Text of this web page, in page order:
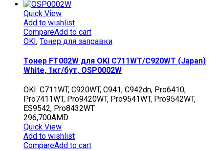
Quick View
Add to wishlist
CompareAdd to cart
OKI, Тонер для заправки
Тонер FT002W для OKI C711WT/C920WT (Japan)
White, 1кг/бут, OSP0002W
OKI: C711WT, C920WT, C941, C942dn, Pro6410,
Pro7411WT, Pro9420WT, Pro9541WT, Pro9542WT,
ES9542, Pro8432WT
296,700AMD
Quick View
Add to wishlist
CompareAdd to cart